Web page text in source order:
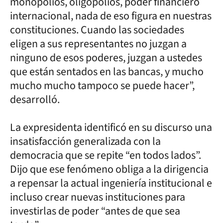
internacional, nada de eso figura en nuestras
constituciones. Cuando las sociedades
eligen a sus representantes no juzgan a
ninguno de esos poderes, juzgan a ustedes
que están sentados en las bancas, y mucho
mucho mucho tampoco se puede hacer”,
desarrolló.
La expresidenta identificó en su discurso una
insatisfacción generalizada con la
democracia que se repite “en todos lados”.
Dijo que ese fenómeno obliga a la dirigencia
a repensar la actual ingeniería institucional e
incluso crear nuevas instituciones para
investirlas de poder “antes de que sea